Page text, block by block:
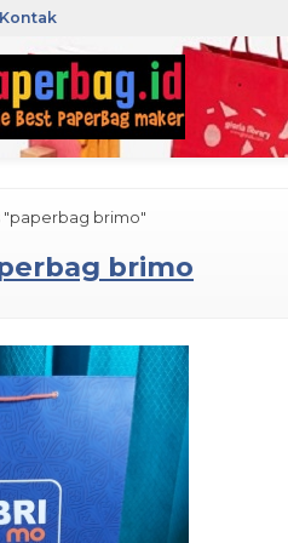
Kontak
"paperbag brimo"
brimo